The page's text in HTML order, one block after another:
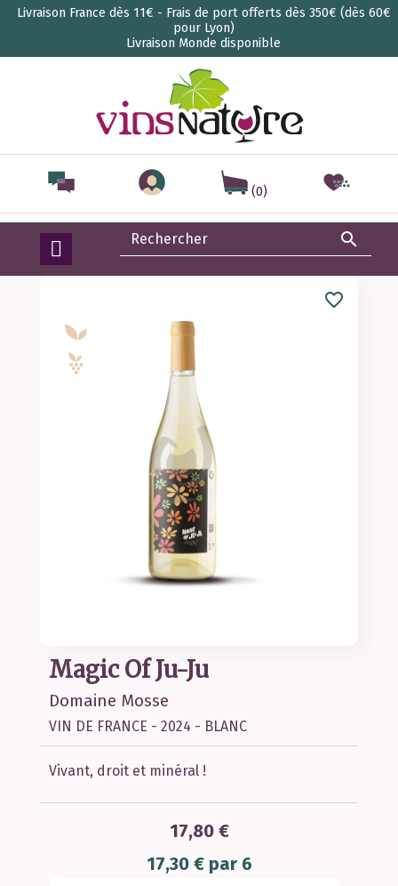
Livraison France dès 11€ - Frais de port offerts dès 350€ (dès 60€
pour Lyon)
Livraison Monde disponible
(0)

favorite_border
Magic Of Ju-Ju
Domaine Mosse
VIN DE FRANCE - 2024 - BLANC
Vivant, droit et minéral !
17,80 €
17,30 € par 6